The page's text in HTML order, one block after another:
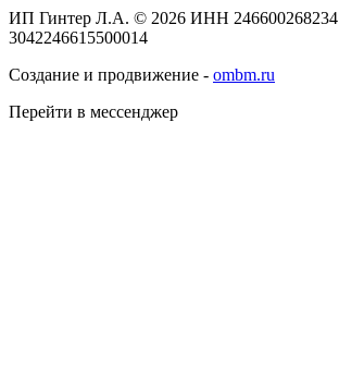
ИП Гинтер Л.А. © 2026 ИНН 246600268234
3042246615500014
Создание и продвижение - ombm.ru
Перейти в мессенджер